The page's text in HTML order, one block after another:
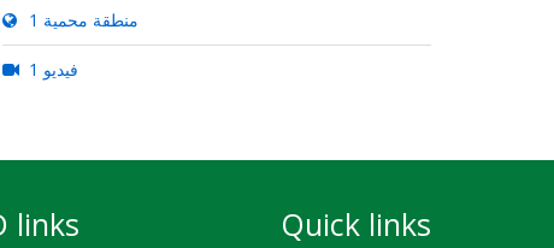
1 منطقة محمية
1 فيديو
Quick links
links